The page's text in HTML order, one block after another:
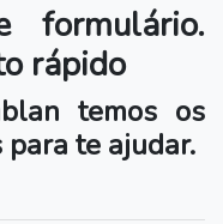
formulário.
rápido
temos os
te ajudar.